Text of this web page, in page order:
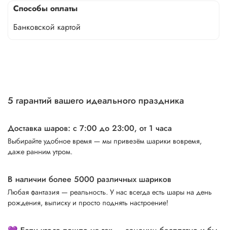
Способы оплаты
Банковской картой
5 гарантий вашего идеального праздника
Доставка шаров: с 7:00 до 23:00, от 1 часа
Выбирайте удобное время — мы привезём шарики вовремя,
даже ранним утром.
В наличии более 5000 различных шариков
Любая фантазия — реальность. У нас всегда есть шары на день
рождения, выписку и просто поднять настроение!